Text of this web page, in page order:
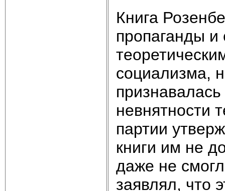
Книга
пропаганды
социализма,
невнятности
партии
книги им не
даже не
заявлял, что